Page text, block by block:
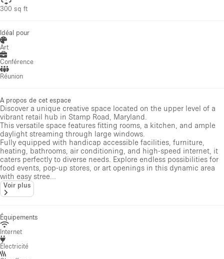
300 sq ft
Idéal pour
Art
Conférence
Réunion
A propos de cet espace
Discover a unique creative space located on the upper level of a
vibrant retail hub in Stamp Road, Maryland.
This versatile space features fitting rooms, a kitchen, and ample
daylight streaming through large windows.
Fully equipped with handicap accessible facilities, furniture,
heating, bathrooms, air conditioning, and high-speed internet, it
caters perfectly to diverse needs. Explore endless possibilities for
food events, pop-up stores, or art openings in this dynamic area
with easy stree...
Voir plus
Équipements
Internet
Électricité